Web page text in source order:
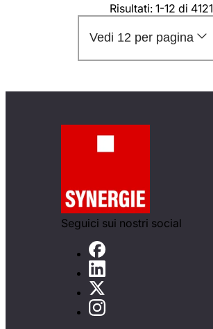
Risultati: 1-12 di 4121
Vedi 12 per pagina
Seguici sui nostri social